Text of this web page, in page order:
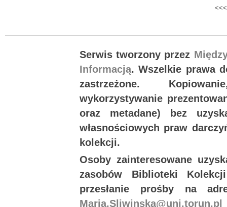
Serwis tworzony przez
Informacją. Wszelkie prawa
zastrzeżone.
wykorzystywanie
oraz metadane) bez
własnościowych praw
kolekcji.
Osoby zainteresowane
zasobów Biblioteki
przesłanie prośby na
Maria.Sliwinska@uni.torun.pl